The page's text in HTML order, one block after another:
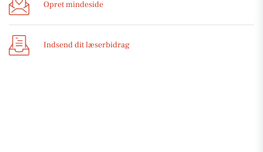
Opret mindeside
Indsend dit læserbidrag